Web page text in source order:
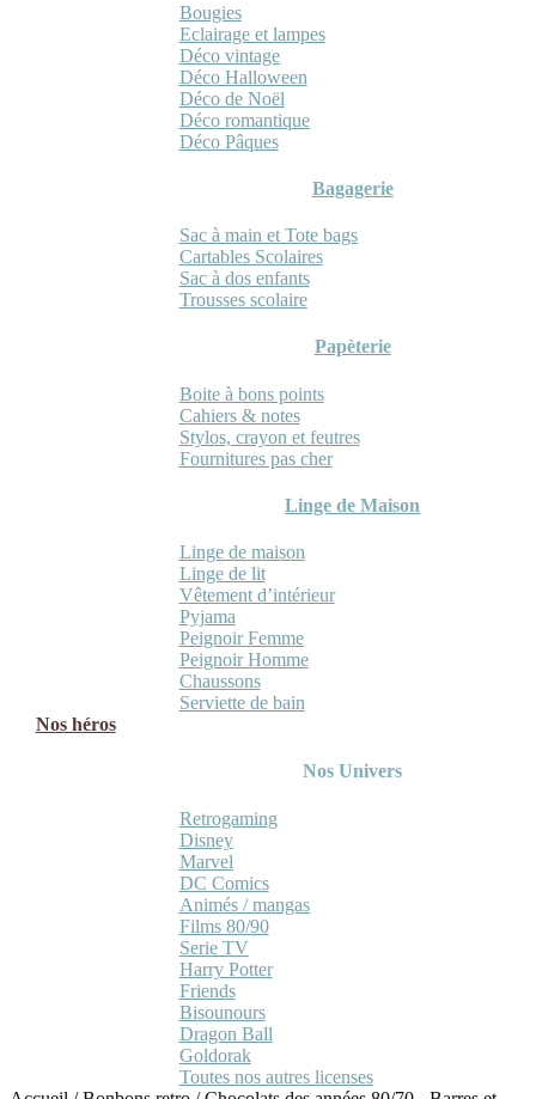
Bougies
Eclairage et lampes
Déco vintage
Déco Halloween
Déco de Noël
Déco romantique
Déco Pâques
Bagagerie
Sac à main et Tote bags
Cartables Scolaires
Sac à dos enfants
Trousses scolaire
Papèterie
Boite à bons points
Cahiers & notes
Stylos, crayon et feutres
Fournitures pas cher
Linge de Maison
Linge de maison
Linge de lit
Vêtement d’intérieur
Pyjama
Peignoir Femme
Peignoir Homme
Chaussons
Serviette de bain
Nos héros
Nos Univers
Retrogaming
Disney
Marvel
DC Comics
Animés / mangas
Films 80/90
Serie TV
Harry Potter
Friends
Bisounours
Dragon Ball
Goldorak
Toutes nos autres licenses